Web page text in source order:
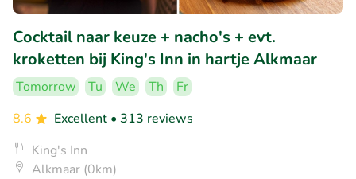
Cocktail naar keuze + nacho's + evt.
kroketten bij King's Inn in hartje Alkmaar
Tomorrow Tu We Th
Fr
8.6
Excellent • 313 reviews
King's Inn
Alkmaar (0km)